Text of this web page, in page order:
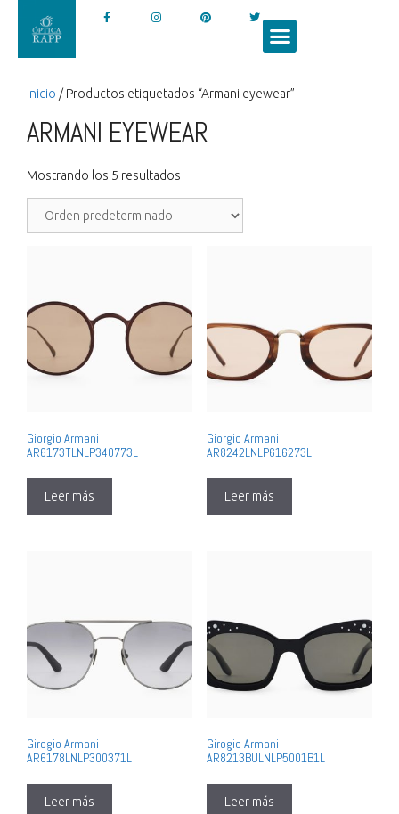
Inicio / Productos etiquetados “Armani eyewear”
ARMANI EYEWEAR
Mostrando los 5 resultados
Giorgio Armani
AR6173TLNLP340773L
Leer más
Giorgio Armani
AR8242LNLP616273L
Leer más
Girogio Armani
AR6178LNLP300371L
Leer más
Girogio Armani
AR8213BULNLP5001B1L
Leer más